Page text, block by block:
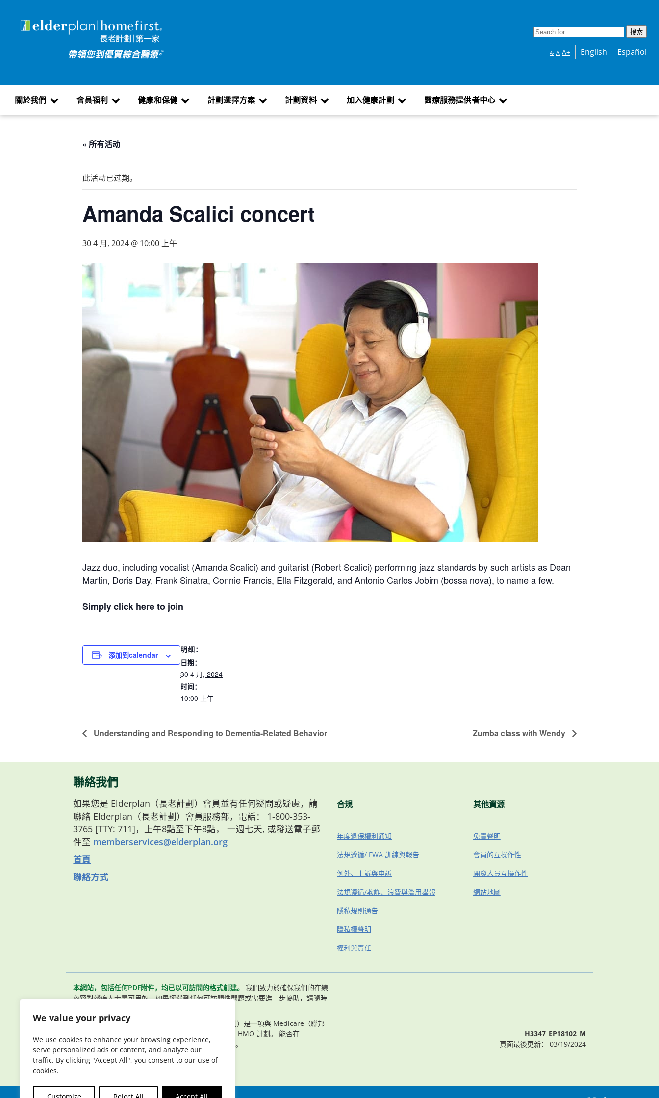
We value your privacy
We use cookies to enhance your browsing experience,
serve personalized ads or content, and analyze our
traffic. By clicking "Accept All", you consent to our use of
cookies.
A- A A+ English Español
關於我們 會員福利 健康和保健 計劃選擇方案 計劃資料 加入健康計劃 醫療服務提供者中心
« 所有活动
此活动已过期。
Amanda Scalici concert
30 4 月, 2024 @ 10:00 上午
Jazz duo, including vocalist (Amanda Scalici) and guitarist (Robert Scalici) performing jazz standards by such artists as Dean
Martin, Doris Day, Frank Sinatra, Connie Francis, Ella Fitzgerald, and Antonio Carlos Jobim (bossa nova), to name a few.
Simply click here to join
添加到calendar
明细：
日期：
30 4 月, 2024
时间：
10:00 上午
Understanding and Responding to Dementia-Related Behavior Zumba class with Wendy
聯絡我們
如果您是 Elderplan（長老計劃）會員並有任何疑問或疑慮，請
聯絡 Elderplan（長老計劃）會員服務部，電話： 1-800-353-
3765 [TTY: 711]，上午8點至下午8點， 一週七天, 或發送電子郵
件至 memberservices@elderplan.org
首頁
聯絡方式
合規
年度退保權利通知
法規遵循/ FWA 訓練與報告
例外、上訴與申訴
法規遵循/欺詐、浪費與濫用舉報
隱私規則通告
隱私權聲明
權利與責任
其他資源
免責聲明
會員的互操作性
開發人員互操作性
網站地圖
本網站，包括任何PDF附件，均已以可訪問的格式創建。
我們致力於確保我們的在線
內容對殘疾人士是可用的。如果您遇到任何可訪問性問題或需要進一步協助，請隨時
© 2026 Elderplan. 版權所有。 Elderplan（長老計劃）是一項與 Medicare（聯邦
醫療保險）及 Medicaid（聯邦醫療補助）簽有合約的 HMO 計劃。 能否在
Elderplan（長老計劃）註冊參保視合約續簽情況而定。
H3347_EP18102_M
頁面最後更新： 03/19/2024